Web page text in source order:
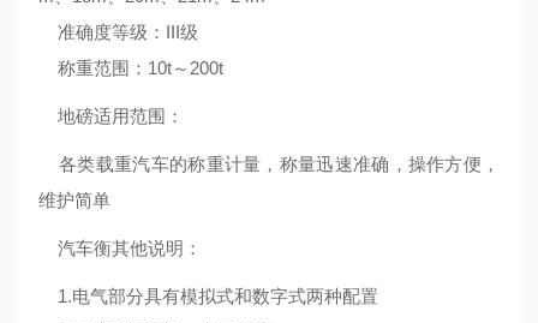
准确度等级：III级
称重范围：10t～200t
地磅适用范围：
各类载重汽车的称重计量，称量迅速准确，操作方便，
维护简单
汽车衡其他说明：
1.电气部分具有模拟式和数字式两种配置